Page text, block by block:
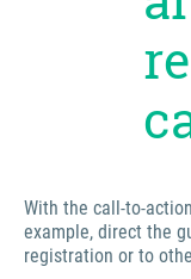
With the call-to-
example, direct the
registration or to